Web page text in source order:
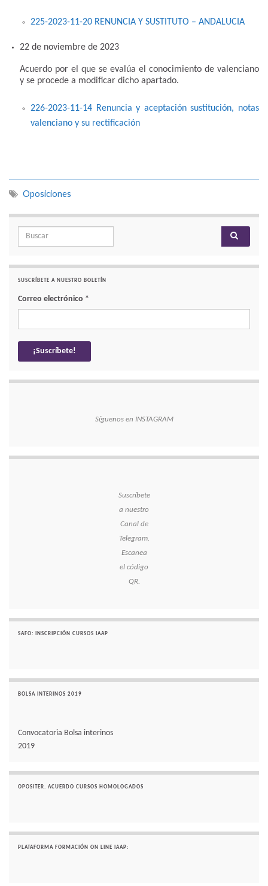
225-2023-11-20 RENUNCIA Y SUSTITUTO – ANDALUCIA
22 de noviembre de 2023
Acuerdo por el que se evalúa el conocimiento de valenciano
y se procede a modificar dicho apartado.
226-2023-11-14 Renuncia y aceptación sustitución, notas
valenciano y su rectificación
Oposiciones
Search for:
SUSCRÍBETE A NUESTRO BOLETÍN
Correo electrónico *
Síguenos en INSTAGRAM
Suscríbete
a nuestro
Canal de
Telegram.
Escanea
el código
QR.
SAFO: INSCRIPCIÓN CURSOS IAAP
BOLSA INTERINOS 2019
Convocatoria Bolsa interinos
2019
OPOSITER. ACUERDO CURSOS HOMOLOGADOS
PLATAFORMA FORMACIÓN ON LINE IAAP: